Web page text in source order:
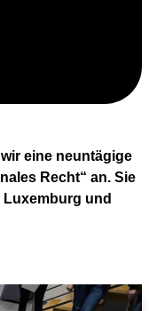
eine neuntägige
Recht“ an. Sie
und